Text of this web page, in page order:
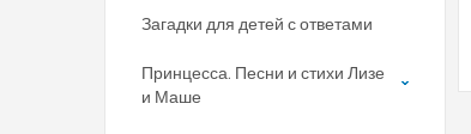
Загадки для детей с ответами
Принцесса. Песни и стихи Лизе
и Маше